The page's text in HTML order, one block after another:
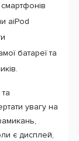
aiPod
батареї та
увагу на
є дисплей,